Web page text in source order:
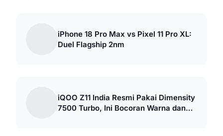
iPhone 18 Pro Max vs Pixel 11 Pro XL:
Duel Flagship 2nm
iQOO Z11 India Resmi Pakai Dimensity
7500 Turbo, Ini Bocoran Warna dan